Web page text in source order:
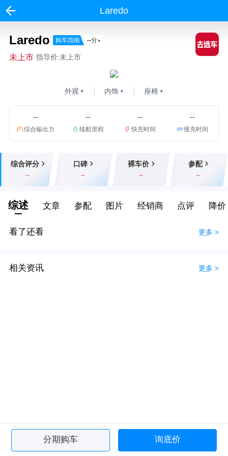
Laredo
Laredo 购车指南 --分
未上市 指导价:未上市
外观 内饰 座椅
--
综合输出力
--
续航里程
--
快充时间
--
慢充时间
综合评分
--
口碑
--
裸车价
--
参配
--
综述 文章 参配 图片 经销商 点评 降价
看了还看 更多 >
相关资讯 更多 >
分期购车 询底价